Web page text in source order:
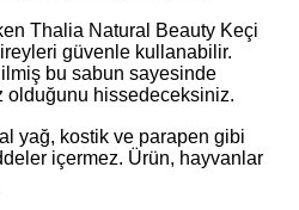
Thalia Natural Beauty Keçi
güvenle kullanabilir.
bu sabun sayesinde
olduğunu hissedeceksiniz.
yağ, kostik ve parapen gibi
içermez. Ürün, hayvanlar